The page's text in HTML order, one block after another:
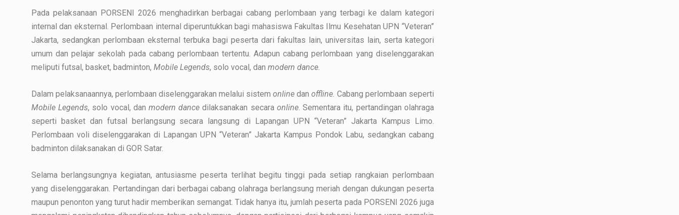
Pada pelaksanaan PORSENI 2026 menghadirkan berbagai cabang perlombaan yang terbagi ke dalam kategori
internal dan eksternal. Perlombaan internal diperuntukkan bagi mahasiswa Fakultas Ilmu Kesehatan UPN “Veteran”
Jakarta, sedangkan perlombaan eksternal terbuka bagi peserta dari fakultas lain, universitas lain, serta kategori
umum dan pelajar sekolah pada cabang perlombaan tertentu. Adapun cabang perlombaan yang diselenggarakan
meliputi futsal, basket, badminton, Mobile Legends, solo vocal, dan modern dance.
Dalam pelaksanaannya, perlombaan diselenggarakan melalui sistemonline danoffline. Cabang perlombaan seperti
Mobile Legends, solo vocal, danmodern dance dilaksanakan secara online. Sementara itu, pertandingan olahraga
seperti basket dan futsal berlangsung secara langsung di Lapangan UPN “Veteran” Jakarta Kampus Limo.
Perlombaan voli diselenggarakan di Lapangan UPN “Veteran” Jakarta Kampus Pondok Labu, sedangkan cabang
badminton dilaksanakan di GOR Satar.
Selama berlangsungnya kegiatan, antusiasme peserta terlihat begitu tinggi pada setiap rangkaian perlombaan
yang diselenggarakan. Pertandingan dari berbagai cabang olahraga berlangsung meriah dengan dukungan peserta
maupun penonton yang turut hadir memberikan semangat. Tidak hanya itu, jumlah peserta pada PORSENI 2026 juga